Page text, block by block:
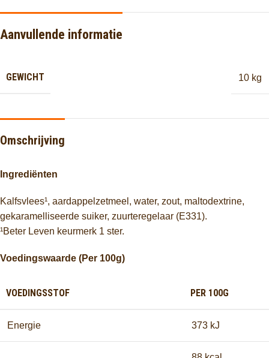
Aanvullende informatie
GEWICHT 10 kg
Omschrijving
Ingrediënten
Kalfsvlees¹, aardappelzetmeel, water, zout, maltodextrine,
gekaramelliseerde suiker, zuurteregelaar (E331).
¹Beter Leven keurmerk 1 ster.
Voedingswaarde (Per 100g)
VOEDINGSSTOF PER 100G
Energie 373 kJ